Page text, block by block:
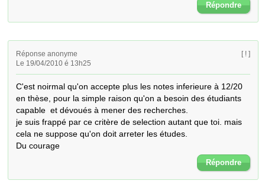
Répondre
Réponse anonyme
Le 19/04/2010 é 13h25
[ ! ]
C'est noirmal qu'on accepte plus les notes inferieure à 12/20
en thèse, pour la simple raison qu'on a besoin des étudiants
capable  et dévoués à mener des recherches.
je suis frappé par ce critère de selection autant que toi. mais
cela ne suppose qu'on doit arreter les études.
Du courage
Répondre